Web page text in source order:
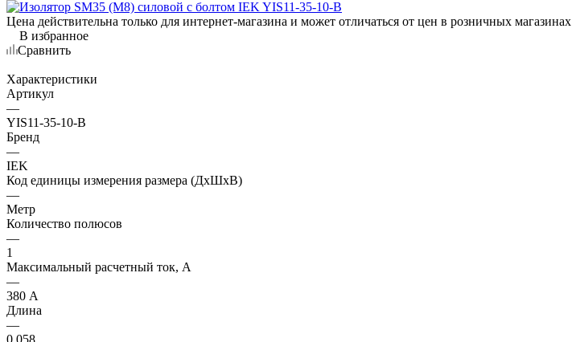
Цена действительна только для интернет-магазина и может отличаться от цен в розничных магазинах
В избранное
Сравнить
Характеристики
Артикул
—
YIS11-35-10-B
Бренд
—
IEK
Код единицы измерения размера (ДхШхВ)
—
Метр
Количество полюсов
—
1
Максимальный расчетный ток, А
—
380 А
Длина
—
0.058